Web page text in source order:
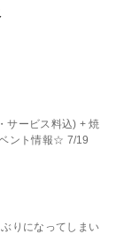
サービス料込) + 焼
ベント情報☆ 7/19
りになってしまい